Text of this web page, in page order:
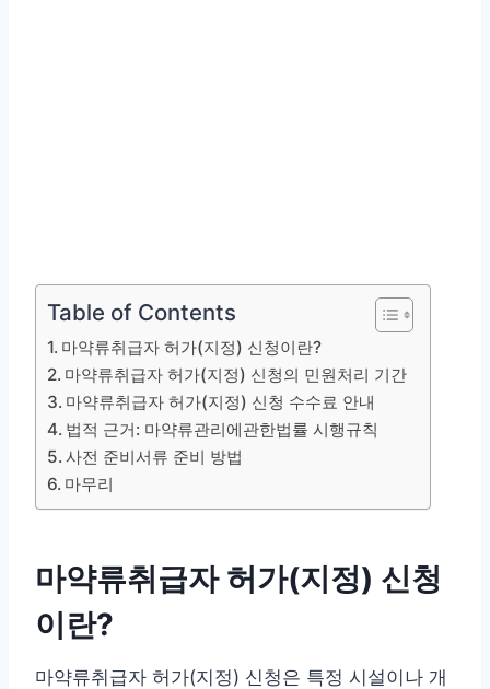
Table of Contents
마약류취급자 허가(지정) 신청이란?
마약류취급자 허가(지정) 신청의 민원처리 기간
마약류취급자 허가(지정) 신청 수수료 안내
법적 근거: 마약류관리에관한법률 시행규칙
사전 준비서류 준비 방법
마무리
마약류취급자 허가(지정) 신청
이란?
마약류취급자 허가(지정) 신청은 특정 시설이나 개